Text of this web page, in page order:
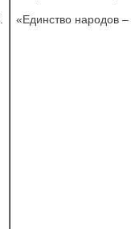
«Единство народов